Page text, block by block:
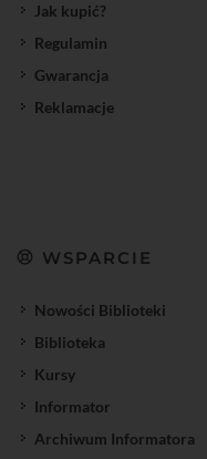
Jak kupić?
Regulamin
Gwarancja
Reklamacje
WSPARCIE
Nowości Biblioteki
Biblioteka
Kursy
Informator
Archiwum Informatora